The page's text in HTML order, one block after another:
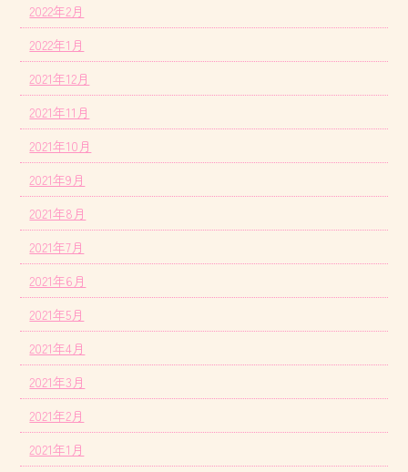
2022年2月
2022年1月
2021年12月
2021年11月
2021年10月
2021年9月
2021年8月
2021年7月
2021年6月
2021年5月
2021年4月
2021年3月
2021年2月
2021年1月